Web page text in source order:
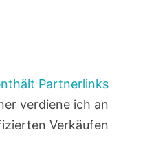
Partnerlinks
verdiene ich an
Verkäufen